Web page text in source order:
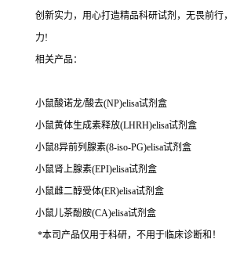
创新实力，用心打造精品科研试剂，无畏前行
力!
相关产品：
小鼠酸诺龙/酸去(NP)elisa试剂盒
小鼠黄体生成素释放(LHRH)elisa试剂盒
小鼠8异前列腺素(8-iso-PG)elisa试剂盒
小鼠肾上腺素(EPI)elisa试剂盒
小鼠雌二醇受体(ER)elisa试剂盒
小鼠儿茶酚胺(CA)elisa试剂盒
*本司产品仅用于科研，不用于临床诊断和！